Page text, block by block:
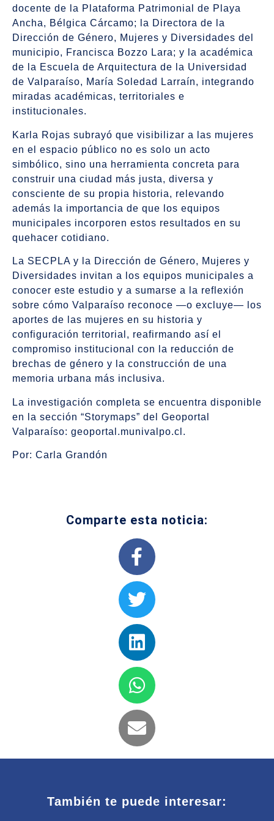
docente de la Plataforma Patrimonial de Playa
Ancha, Bélgica Cárcamo; la Directora de la
Dirección de Género, Mujeres y Diversidades del
municipio, Francisca Bozzo Lara; y la académica
de la Escuela de Arquitectura de la Universidad
de Valparaíso, María Soledad Larraín, integrando
miradas académicas, territoriales e
institucionales.
Karla Rojas subrayó que visibilizar a las mujeres
en el espacio público no es solo un acto
simbólico, sino una herramienta concreta para
construir una ciudad más justa, diversa y
consciente de su propia historia, relevando
además la importancia de que los equipos
municipales incorporen estos resultados en su
quehacer cotidiano.
La SECPLA y la Dirección de Género, Mujeres y
Diversidades invitan a los equipos municipales a
conocer este estudio y a sumarse a la reflexión
sobre cómo Valparaíso reconoce —o excluye— los
aportes de las mujeres en su historia y
configuración territorial, reafirmando así el
compromiso institucional con la reducción de
brechas de género y la construcción de una
memoria urbana más inclusiva.
La investigación completa se encuentra disponible
en la sección “Storymaps” del Geoportal
Valparaíso: geoportal.munivalpo.cl.
Por: Carla Grandón
Comparte esta noticia:
También te puede interesar: